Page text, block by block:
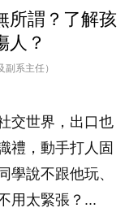
所謂？了解孩
人？
系主任）
交世界，出口也
禮，動手打人固
學說不跟他玩、
用太緊張？...